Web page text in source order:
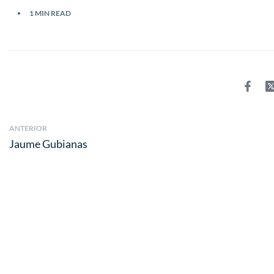
1 MIN READ
ANTERIOR
Jaume Gubianas